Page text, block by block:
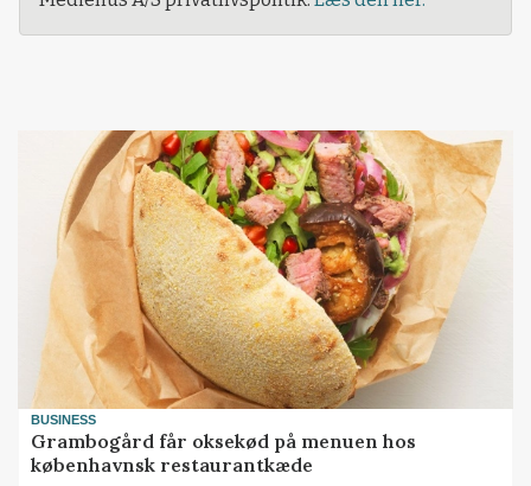
BUSINESS
Grambogård får oksekød på menuen hos
københavnsk restaurantkæde